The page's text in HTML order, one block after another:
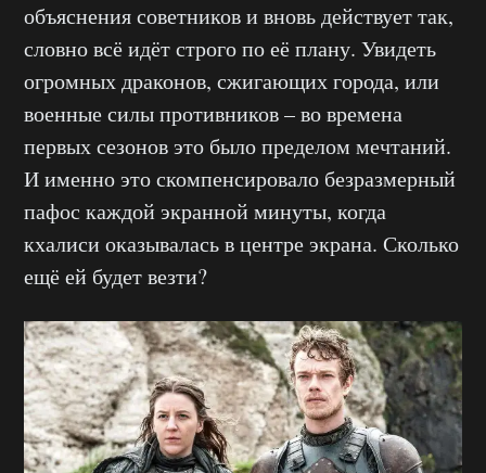
объяснения советников и вновь действует так,
словно всё идёт строго по её плану. Увидеть
огромных драконов, сжигающих города, или
военные силы противников – во времена
первых сезонов это было пределом мечтаний.
И именно это скомпенсировало безразмерный
пафос каждой экранной минуты, когда
кхалиси оказывалась в центре экрана. Сколько
ещё ей будет везти?